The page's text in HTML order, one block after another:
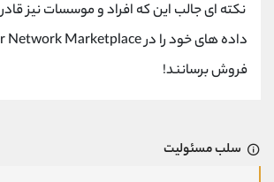
فروش برسانند!
سلب مسئولیت